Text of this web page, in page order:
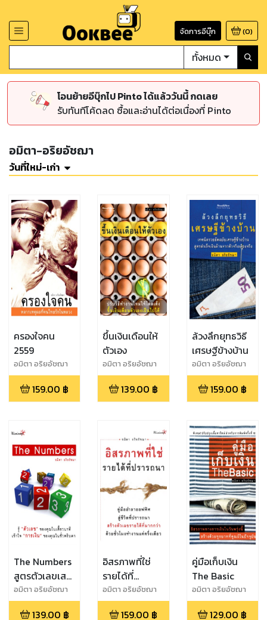
จัดการอีบุ๊ก (0)
ทั้งหมด
โอนย้ายอีบุ๊กไป Pinto ได้แล้ววันนี้ กดเลย
รับทันทีโค้ดลด ซื้อและอ่านได้ต่อเนื่องที่ Pinto
อมิตา-อริยอัชฌา
วันที่ใหม่-เก่า
ครองใจคน
2559
อมิตา อริยอัชฌา
159.00 ฿
ขึ้นเงินเดือนให้
ตัวเอง
อมิตา อริยอัชฌา
139.00 ฿
ล้วงลึกยุทธวิธี
เศรษฐีข้างบ้าน
อมิตา อริยอัชฌา
159.00 ฿
The Numbers
สูตรตัวเลขเสก
ความรวย
อมิตา อริยอัชฌา
139.00 ฿
อิสรภาพที่ใช่
รายได้ที่
ปรารถนา
อมิตา อริยอัชฌา
159.00 ฿
คู่มือเก็บเงิน
The Basic
อมิตา อริยอัชฌา
129.00 ฿